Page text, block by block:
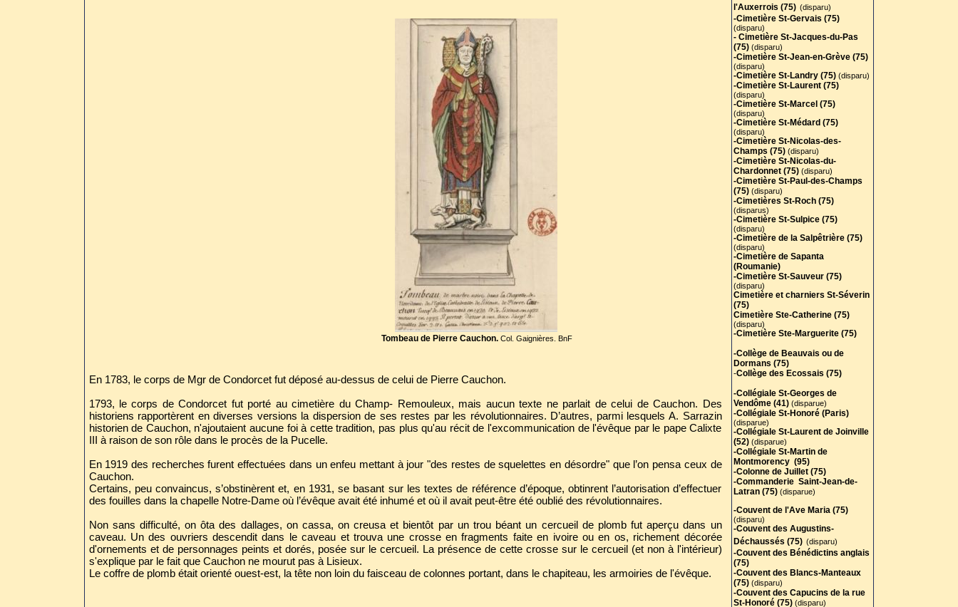
Tombeau de Pierre Cauchon. Col. Gaignières. BnF
En 1783, le corps de Mgr de Condorcet fut déposé au-dessus de celui de Pierre Cauchon.
1793, le corps de Condorcet fut porté au cimetière du Champ- Remouleux, mais aucun texte ne parlait de celui de Cauchon. Des
historiens rapportèrent en diverses versions la dispersion de ses restes par les révolutionnaires. D’autres, parmi lesquels A. Sarrazin
historien de Cauchon, n'ajoutaient aucune foi à cette tradition, pas plus qu'au récit de l'excommunication de l'évêque par le pape Calixte
III à raison de son rôle dans le procès de la Pucelle.
En 1919 des recherches furent effectuées dans un enfeu mettant à jour "des restes de squelettes en désordre" que l’on pensa ceux de
Cauchon.
Certains, peu convaincus, s’obstinèrent et, en 1931, se basant sur les textes de référence d’époque, obtinrent l’autorisation d’effectuer
des fouilles dans la chapelle Notre-Dame où l’évêque avait été inhumé et où il avait peut-être été oublié des révolutionnaires.
Non sans difficulté, on ôta des dallages, on cassa, on creusa et bientôt par un trou béant un cercueil de plomb fut aperçu dans un
caveau. Un des ouvriers descendit dans le caveau et trouva une crosse en fragments faite en ivoire ou en os, richement décorée
d'ornements et de personnages peints et dorés, posée sur le cercueil. La présence de cette crosse sur le cercueil (et non à l'intérieur)
s'explique par le fait que Cauchon ne mourut pas à Lisieux.
Le coffre de plomb était orienté ouest-est, la tête non loin du faisceau de colonnes portant, dans le chapiteau, les armoiries de l'évêque.
l'Auxerrois (75) (disparu)
-Cimetière St-Gervais (75)
(disparu)
- Cimetière St-Jacques-du-Pas
(75) (disparu)
-Cimetière St-Jean-en-Grève (75)
(disparu)
-Cimetière St-Landry (75) (disparu)
-Cimetière St-Laurent (75)
(disparu)
-Cimetière St-Marcel (75)
(disparu)
-Cimetière St-Médard (75)
(disparu)
-Cimetière St-Nicolas-des-
Champs (75) (disparu)
-Cimetière St-Nicolas-du-
Chardonnet (75) (disparu)
-Cimetière St-Paul-des-Champs
(75) (disparu)
-Cimetières St-Roch (75)
(disparus)
-Cimetière St-Sulpice (75)
(disparu)
-Cimetière de la Salpêtrière (75)
(disparu)
-Cimetière de Sapanta
(Roumanie)
-Cimetière St-Sauveur (75)
(disparu)
Cimetière et charniers St-Séverin
(75)
Cimetière Ste-Catherine (75)
(disparu)
-Cimetière Ste-Marguerite (75)
-Collège de Beauvais ou de
Dormans (75)
-Collège des Ecossais (75)
-Collégiale St-Georges de
Vendôme (41) (disparue)
-Collégiale St-Honoré (Paris)
(disparue)
-Collégiale St-Laurent de Joinville
(52) (disparue)
-Collégiale St-Martin de
Montmorency (95)
-Colonne de Juillet (75)
-Commanderie Saint-Jean-de-
Latran (75) (disparue)
-Couvent de l'Ave Maria (75)
(disparu)
-Couvent des Augustins-
Déchaussés (75) (disparu)
-Couvent des Bénédictins anglais
(75)
-Couvent des Blancs-Manteaux
(75) (disparu)
-Couvent des Capucins de la rue
St-Honoré (75) (disparu)